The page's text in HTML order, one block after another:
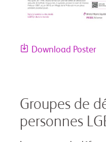
Download Poster
Groupes de
personnes